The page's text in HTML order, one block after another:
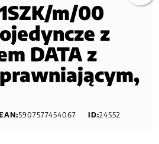
m/00
z
DATA z
5907577454067 ID:24552